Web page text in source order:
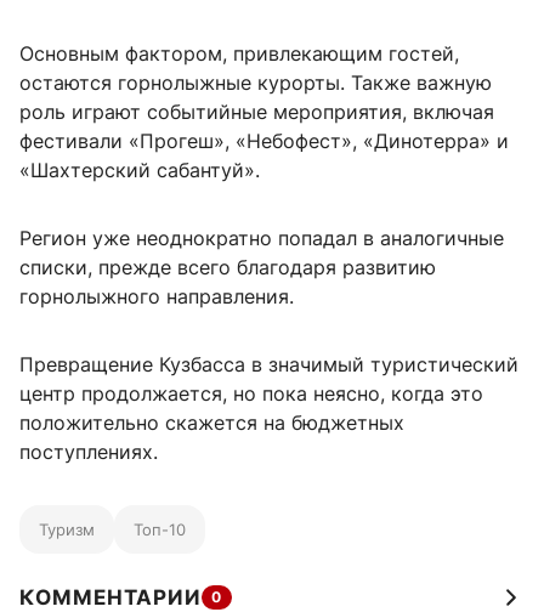
Основным фактором, привлекающим гостей,
остаются горнолыжные курорты. Также важную
роль играют событийные мероприятия, включая
фестивали «Прогеш», «Небофест», «Динотерра» и
«Шахтерский сабантуй».
Регион уже неоднократно попадал в аналогичные
списки, прежде всего благодаря развитию
горнолыжного направления.
Превращение Кузбасса в значимый туристический
центр продолжается, но пока неясно, когда это
положительно скажется на бюджетных
поступлениях.
Туризм Топ-10
КОММЕНТАРИИ 0